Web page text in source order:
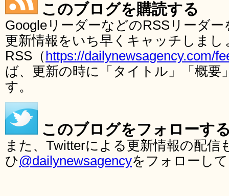
このブログを購読する
GoogleリーダーなどのRSSリーダ
更新情報をいち早くキャッチしま
RSS（ https://dailynewsagency.com/
ば、更新の時に「タイトル」「概要
す。
このブログをフォローす
また、Twitterによる更新情報の配
ひ@dailynewsagencyをフォローし